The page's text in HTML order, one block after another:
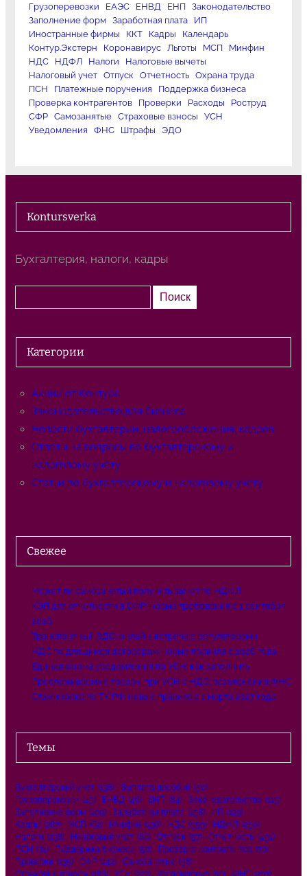
Грузоперевозки
ЕАЭС ЕНВД ЕНП
Законодательство
Заполнение форм
Заработная плата
ИП
Иностранные фирмы
ККТ Кадры
Календарь
Контур.Экстерн
Коронавирус Льготы МСП
Минфин
НДС
НДФЛ Налоги
Налоговые вычеты
Налоговый учет
Отпуск Отчетность
Охрана труда
ПСН
Платежные поручения
Поддержка бизнеса
Проверка контрагентов
Проверки Расходы
Роструд
СФР
Самозанятые Страховые взносы
УСН
Уведомления
ФНС Штрафы ЭДО
Kontursverka
Бухгалтерия, налоги, кадры
о
к
Поиск
Категории
Акции от Контура
Законодательство для бизнеса
Новости бухгалтерии, налогообложения, кадров
Ответы на вопросы по бухгалтерскому и
налоговому учёту
Статьи по бухгалтерскому и налоговому учёту
Свежее
Может ли самозанятый получить вычет по НДФЛ
КЭП для отчетности в СФР: новые требования с 1 сентября
2026
Транспортный ЭДО: онлайн-встреча с регуляторами
НДС по длящимся договорам: новые правила с 2026 года
Единая форма уведомления по УСН: как заполнить
Прослеживаемые товары при УСН с НДС: разъяснения ФНС
Стажировка по ТК РФ: новые правила с 1 марта 2027 года
Темы
Бухгалтерский учёт (138) Выплата пособий (50)
Грузоперевозки (45) ЕНВД (46) ЕНП (84) Законодательство (115)
Заполнение форм (109) Заработная плата (158) ИП (129)
Кадры (287) МСП (62) Минфин (136) НДС (559) НДФЛ (250)
Налоги (238) Налоговый учет (66) Отпуск (57) Отчетность (491)
ПСН (74) Поддержка бизнеса (50) Проверка контрагентов (70)
Проверки (135) СФР (142) Самозанятые (58)